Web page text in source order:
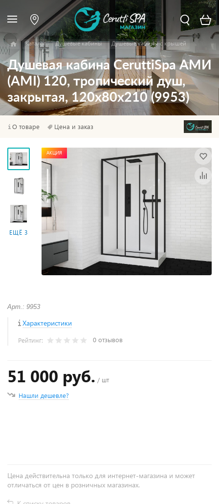
Каталог Душевые кабины Душевые кабины с крышей
Душевая кабина CeruttiSpa АМИ
(AMI) 120, тропический душ,
закрытая, 120х80х210 (9953)
О товаре Цена и заказ
ЕЩЁ 3
АКЦИЯ
Арт.: 9953
Характеристики
Рейтинг: 0 отзывов
51 000 руб. / шт
Нашли дешевле?
Цена действительна только для интернет-магазина и может
отличаться от цен в розничных магазинах.